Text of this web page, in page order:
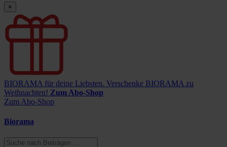
×
BIORAMA für deine Liebsten. Verschenke BIORAMA zu
Weihnachten! Zum Abo-Shop
Zum Abo-Shop
Biorama